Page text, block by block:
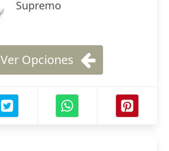
Supremo
Ver Opciones